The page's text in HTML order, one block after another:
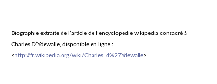
Biographie extraite de l’article de l’encyclopédie wikipedia consacré à
Charles D’Ydewalle, disponible en ligne :
< http://fr.wikipedia.org/wiki/Charles_d%27Ydewalle>